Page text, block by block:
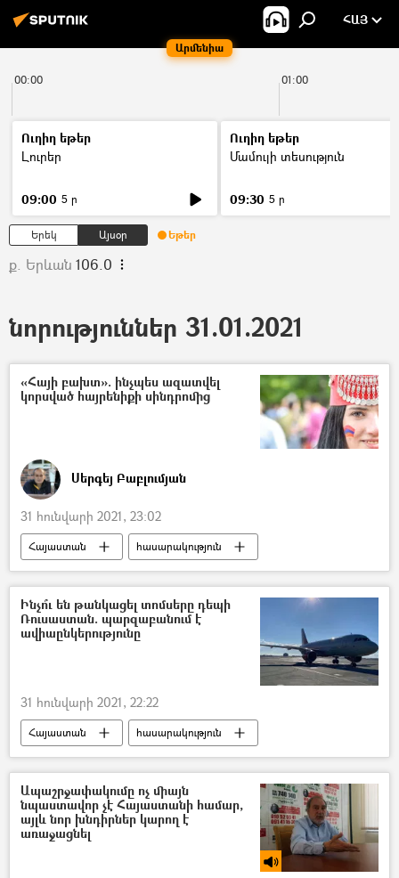
Արմենիա
ՀԱՅ
00:00 01:00
Ուղիղ եթեր
Լուրեր
09:00 5 ր
Ուղիղ եթեր
Մամուլի տեսություն
09:30 5 ր
Երեկ Այսօր Եթեր
ք. Երևան 106.0
նորություններ 31.01.2021
«Հայի բախտ». ինչպես ազատվել
կորսված հայրենիքի սինդրոմից
Սերգեյ Բաբլումյան
31 հունվարի 2021, 23:02
Հայաստան
հասարակություն
Իշխանություն
ժողովուրդ
Ինչո՞ւ են թանկացել տոմսերը դեպի
Ռուսաստան. պարզաբանում է
ավիաընկերությունը
31 հունվարի 2021, 22:22
Հայաստան
հասարակություն
Աշխարհ
Ռուսաստան
չվերթ
տոմս
Ապաշրջափակումը ոչ միայն
նպաստավոր չէ Հայաստանի համար,
այլև նոր խնդիրներ կարող է
առաջացնել